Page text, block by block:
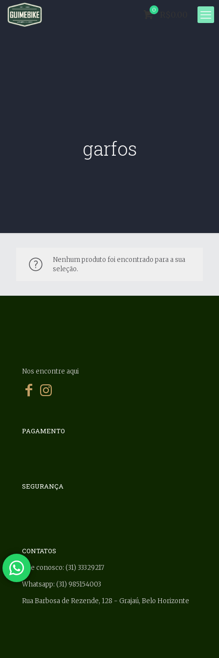
0
garfos
Nenhum produto foi encontrado para a sua
seleção.
Nos encontre aqui
PAGAMENTO
SEGURANÇA
CONTATOS
Fale conosco: (31) 33329217
Whatsapp: (31) 985154003
Rua Barbosa de Rezende, 128 - Grajaú, Belo Horizonte